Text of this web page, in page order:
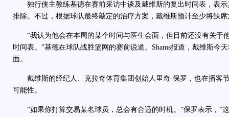
独行侠主教练基德在赛前采访中谈及戴维斯的复出时间表，表示
排除。不过，根据球队最终敲定的治疗方案，戴维斯预计至少将缺
“我认为他会在本周的某个时间与医生会面，但目前还没有关于
时间表。”基德在球队战胜篮网的赛前说道。Shams报道，戴维斯今
面。
戴维斯的经纪人、克拉奇体育集团创始人里奇-保罗，也在播客
可能性。
“如果你打算交易某名球员，总会有合适的时机。”保罗表示，“